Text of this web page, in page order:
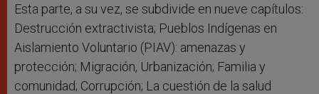
Esta parte, a su vez, se subdivide en nueve capítulos:
Destrucción extractivista; Pueblos Indígenas en
Aislamiento Voluntario (PIAV): amenazas y
protección; Migración, Urbanización; Familia y
comunidad; Corrupción; La cuestión de la salud